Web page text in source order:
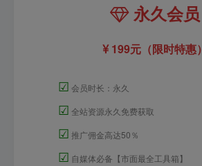
永久会员
199元（限时特惠）
☑ 会员时长：永久
☑ 全站资源永久免费获取
☑ 推广佣金高达50％
☑ 自媒体必备【市面最全工具箱】